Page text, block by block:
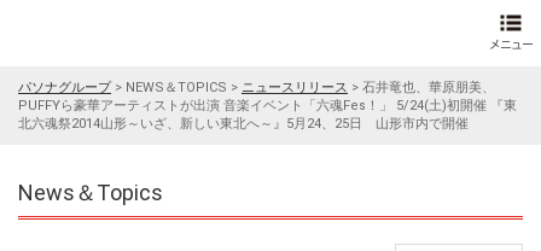
パソナグループ> NEWS＆TOPICS > ニュースリリース > 石井竜也、華原朋美、
PUFFYら豪華アーティストが出演 音楽イベント「六魂Fes！」 5/24(土)初開催 『東
北六魂祭2014山形～いざ、新しい東北へ～』5月24、25日 山形市内で開催
News＆Topics